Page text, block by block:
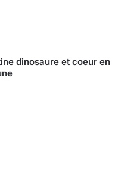
dinosaure et coeur en